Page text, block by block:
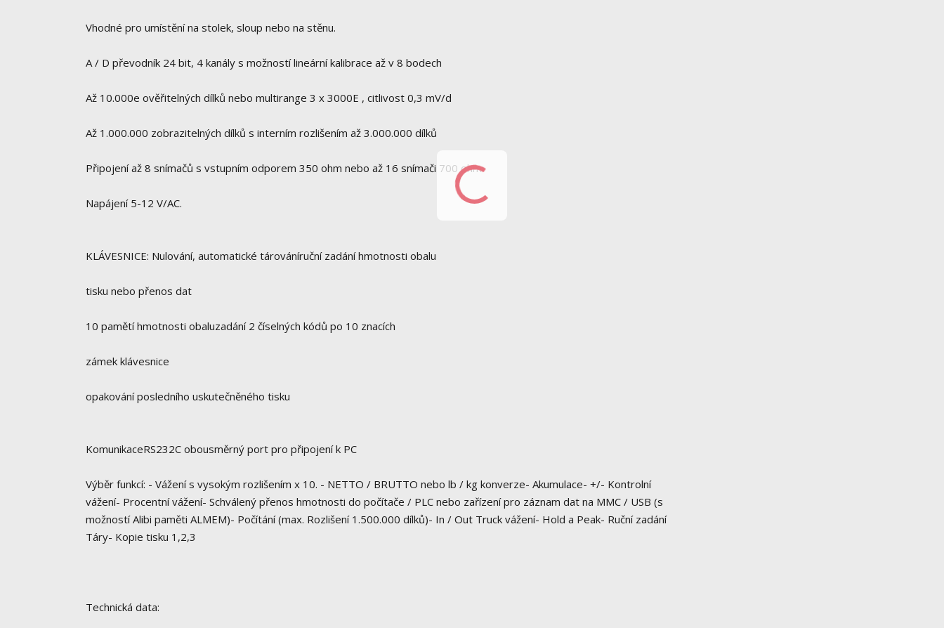
Vhodné pro umístění na stolek, sloup nebo na stěnu.
A / D převodník 24 bit, 4 kanály s možností lineární kalibrace až v 8 bodech
Až 10.000e ověřitelných dílků nebo multirange 3 x 3000E , citlivost 0,3 mV/d
Až 1.000.000 zobrazitelných dílků s interním rozlišením až 3.000.000 dílků
Připojení až 8 snímačů s vstupním odporem 350 ohm nebo až 16 snímači 700 ohm
Napájení 5-12 V/AC.
KLÁVESNICE: Nulování, automatické tárováníruční zadání hmotnosti obalu
tisku nebo přenos dat
10 pamětí hmotnosti obaluzadání 2 číselných kódů po 10 znacích
zámek klávesnice
opakování posledního uskutečněného tisku
KomunikaceRS232C obousměrný port pro připojení k PC
Výběr funkcí: - Vážení s vysokým rozlišením x 10. - NETTO / BRUTTO nebo lb / kg konverze- Akumulace- +/- Kontrolní
vážení- Procentní vážení- Schválený přenos hmotnosti do počítače / PLC nebo zařízení pro záznam dat na MMC / USB (s
možností Alibi paměti ALMEM)- Počítání (max. Rozlišení 1.500.000 dílků)- In / Out Truck vážení- Hold a Peak- Ruční zadání
Táry- Kopie tisku 1,2,3
Technická data: